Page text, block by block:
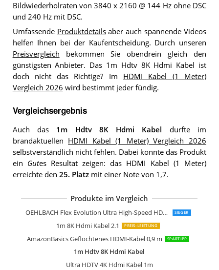
Bildwiederholraten von 3840 x 2160 @ 144 Hz ohne DSC
und 240 Hz mit DSC.
Umfassende Produktdetailsaber auch spannende Videos
helfen Ihnen bei der Kaufentscheidung. Durch unseren
Preisvergleich bekommen Sie obendrein gleich den
günstigsten Anbieter. Das 1m Hdtv 8K Hdmi Kabel ist
doch nicht das Richtige? Im HDMI Kabel (1 Meter)
Vergleich 2026 wird bestimmt jeder fündig.
Vergleichsergebnis
Auch das 1m Hdtv 8K Hdmi Kabel durfte im
brandaktuellen HDMI Kabel (1 Meter) Vergleich 2026
selbstverständlich nicht fehlen. Dabei konnte das Produkt
ein Gutes Resultat zeigen: das HDMI Kabel (1 Meter)
erreichte den 25. Platzmit einer Note von 1,7.
Produkte im Vergleich
OEHLBACH Flex Evolution Ultra High-Speed HDMI-Kabel SIEGER
1m 8K Hdmi Kabel 2.1 PREIS-LEISTUNG
AmazonBasics Geflochtenes HDMI-Kabel 0,9 m SPARTIPP
1m Hdtv 8K Hdmi Kabel
Ultra HDTV 4K Hdmi Kabel 1m
KabelDirekt 8K 4K HDMI Kabel mit
KabelDirekt 4K Hdmi Kabel 1m Pro
CSL-Computer CSL 8k Hdmi Kabel
Hama Hdmi Kabel 1 m lang Ultra HD
StarTech.com 1m Hdmi 2.1 Kabel 8K
KabelDirekt 10K & 8K Hdmi Kabel
KabelDirekt 4K Hdmi Kabel 1m
deleyCON 1m Hdmi Kabel Hdmi 2.0
UGREEN 8k Hdmi Kabel 2.1
Ultra HDTV 8K Hdmi Kabel
Zertifiziertes 10K 8K Hdmi 2.1 Kabel
CSL-Computer CSL 8k Hdmi Kabel
CSL-Computer CSL 8k 4k Hdmi Kabel
Highwings Hdmi 2.1 Kabel 1m 8K
8K Hdmi Kabel 2.1